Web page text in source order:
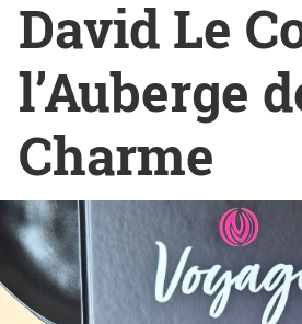
David Le
l’Auberge
Charme